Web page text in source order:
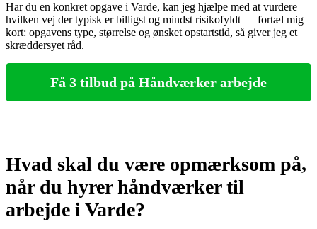
Har du en konkret opgave i Varde, kan jeg hjælpe med at vurdere
hvilken vej der typisk er billigst og mindst risikofyldt — fortæl mig
kort: opgavens type, størrelse og ønsket opstartstid, så giver jeg et
skræddersyet råd.
Få 3 tilbud på Håndværker arbejde
Hvad skal du være opmærksom på,
når du hyrer håndværker til
arbejde i Varde?